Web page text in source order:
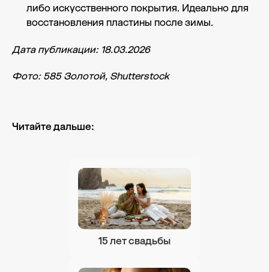
либо искусственного покрытия. Идеально для
восстановления пластины после зимы.
Дата публикации: 18.03.2026
Фото: 585 Золотой, Shutterstock
Читайте дальше:
15 лет свадьбы